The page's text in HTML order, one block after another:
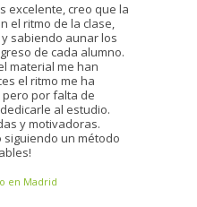
excelente, creo que la
el ritmo de la clase,
sabiendo aunar los
de cada alumno.
material me han
el ritmo me ha
por falta de
al estudio.
y motivadoras.
un método
en Madrid